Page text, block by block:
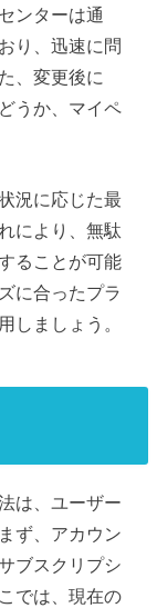
ンターは通
り、迅速に問
、変更後に
うか、マイペ
況に応じた最
により、無駄
ることが可能
に合ったプラ
しましょう。
は、ユーザー
ず、アカウン
ブスクリプシ
では、現在の